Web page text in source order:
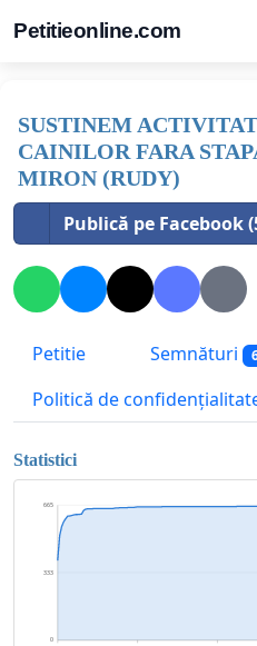
Petitieonline.com
SUSTINEM
CAINILOR FARA
MIRON (RUDY)
Publică pe Facebook
Petitie Semnături
Politică de
Statistici
0
333
665